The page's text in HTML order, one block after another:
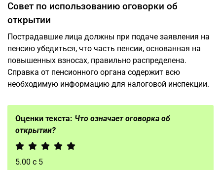
Совет по использованию оговорки об
открытии
Пострадавшие лица должны при подаче заявления на
пенсию убедиться, что часть пенсии, основанная на
повышенных взносах, правильно распределена.
Справка от пенсионного органа содержит всю
необходимую информацию для налоговой инспекции.
Оценки текста: Что означает оговорка об
открытии?
5.00 с 5